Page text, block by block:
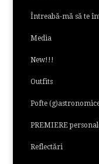
Întreabă-mă să te
Media
New!!!
Outfits
Pofte
PREMIERE
Reflectări